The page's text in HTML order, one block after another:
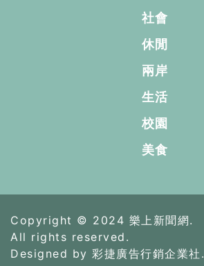
社會
休閒
兩岸
生活
校園
美食
Copyright © 2024 樂上新聞網.
All rights reserved.
Designed by 彩捷廣告行銷企業社.